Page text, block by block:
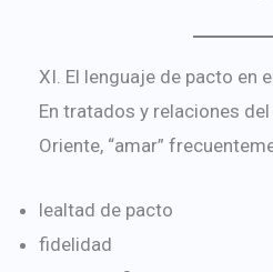
XI. El lenguaje de pacto en
En tratados y relaciones
Oriente, “amar”
lealtad de pacto
fidelidad